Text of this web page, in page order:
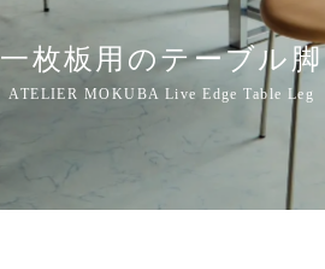
一枚板用のテーブル脚